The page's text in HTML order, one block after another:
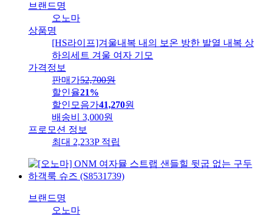
브랜드명
오노마
상품명
[HS라이프]겨울내복 내의 보온 방한 발열 내복 상
하의세트 겨울 여자 기모
가격정보
판매가52,700원
할인율21%
할인모음가41,270원
배송비
3,000원
프로모션 정보
최대 2,233P 적립
브랜드명
오노마